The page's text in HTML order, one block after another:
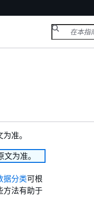
准。
为准。
据分类可根
方法有助于